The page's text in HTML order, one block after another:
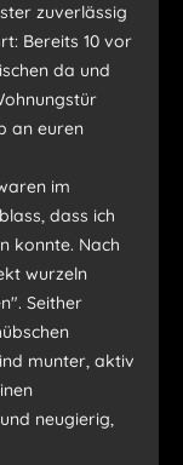
zuverlässig
Bereits 10 vor
da und
an euren
im
dass ich
konnte. Nach
wurzeln
Seither
munter, aktiv
neugierig,